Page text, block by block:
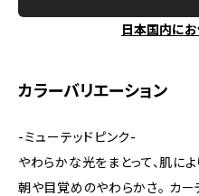
日本国内に
カラーバリエーション
-ミューテッドピンク-
やわらかな光をまとって、肌によ
朝や目覚めのやわらかさ。 カ